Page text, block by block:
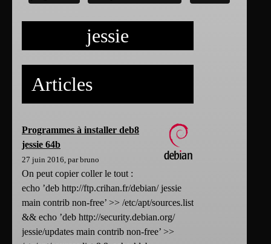
jessie
Articles
Programmes à installer deb8
jessie 64b
27 juin 2016, par bruno
On peut copier coller le tout :
echo ’deb http://ftp.crihan.fr/debian/ jessie
main contrib non-free’ >> /etc/apt/sources.list
&& echo ’deb http://security.debian.org/
jessie/updates main contrib non-free’ >>